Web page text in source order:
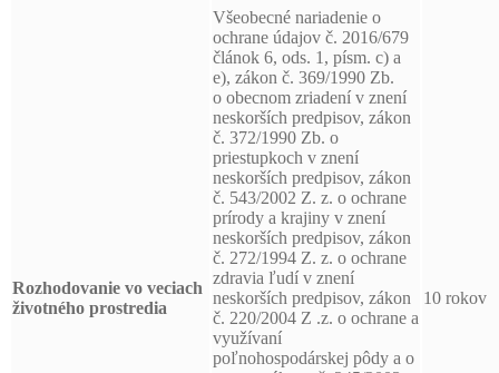
Rozhodovanie vo veciach
životného prostredia
Všeobecné nariadenie o
ochrane údajov č. 2016/679
článok 6, ods. 1, písm. c) a
e), zákon č. 369/1990 Zb.
o obecnom zriadení v znení
neskorších predpisov, zákon
č. 372/1990 Zb. o
priestupkoch v znení
neskorších predpisov, zákon
č. 543/2002 Z. z. o ochrane
prírody a krajiny v znení
neskorších predpisov, zákon
č. 272/1994 Z. z. o ochrane
zdravia ľudí v znení
neskorších predpisov, zákon
č. 220/2004 Z .z. o ochrane a
využívaní
poľnohospodárskej pôdy a o
10 rokov